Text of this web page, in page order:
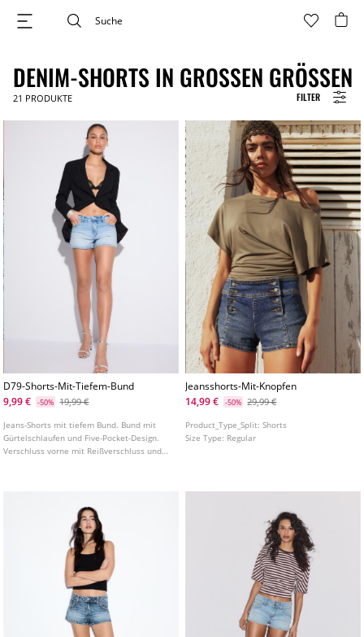
FILTER
DENIM-SHORTS IN GROSSEN GRÖSSEN
21 PRODUKTE
D79-Shorts-Mit-Tiefem-Bund
9,99 €
-50% 19,99 €
Jeans-Shorts mit tiefem Bund. Bund mit
Gürtelschlaufen und Five-Pocket-Design.
Verschluss vorne mit Reißverschluss und
Jeansshorts-Mit-Knopfen
14,99 €
-50% 29,99 €
Product_Type_Split:Shorts
Size Type: Regular